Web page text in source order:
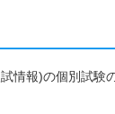
情報)の個別試